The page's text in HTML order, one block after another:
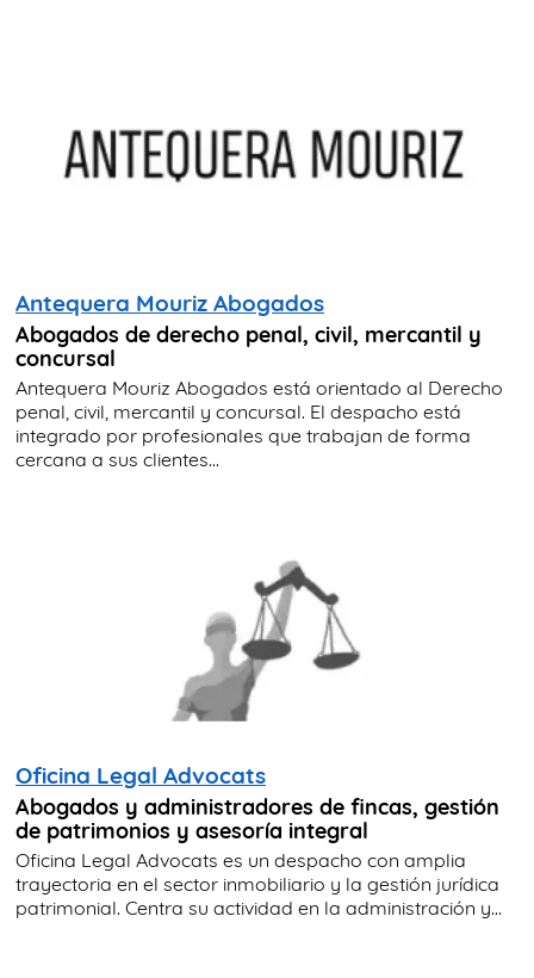
Antequera Mouriz Abogados
Abogados de derecho penal, civil, mercantil y
concursal
Antequera Mouriz Abogados está orientado al Derecho
penal, civil, mercantil y concursal. El despacho está
integrado por profesionales que trabajan de forma
cercana a sus clientes...
Oficina Legal Advocats
Abogados y administradores de fincas, gestión
de patrimonios y asesoría integral
Oficina Legal Advocats es un despacho con amplia
trayectoria en el sector inmobiliario y la gestión jurídica
patrimonial. Centra su actividad en la administración y...